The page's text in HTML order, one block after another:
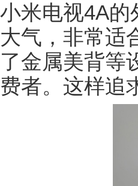
小米电视4A的
大气，非常适
了金属美背等
费者。这样追